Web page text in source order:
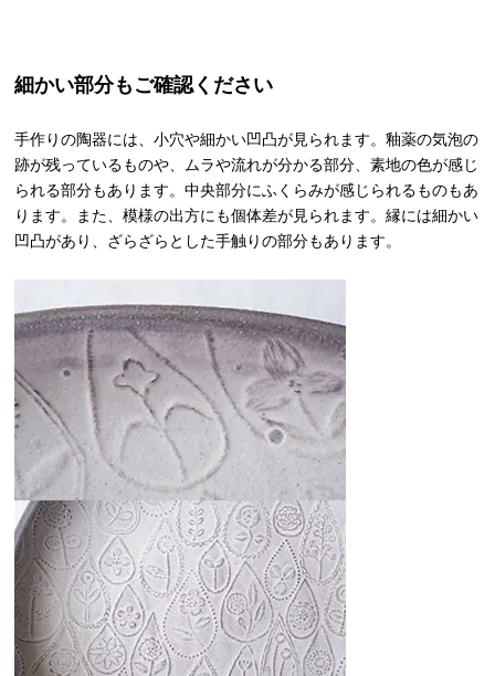
細かい部分もご確認ください
手作りの陶器には、小穴や細かい凹凸が見られます。釉薬の気泡の
跡が残っているものや、ムラや流れが分かる部分、素地の色が感じ
られる部分もあります。中央部分にふくらみが感じられるものもあ
ります。また、模様の出方にも個体差が見られます。縁には細かい
凹凸があり、ざらざらとした手触りの部分もあります。